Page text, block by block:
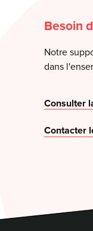
Besoin
Notre
dans
Consulter
Contacter